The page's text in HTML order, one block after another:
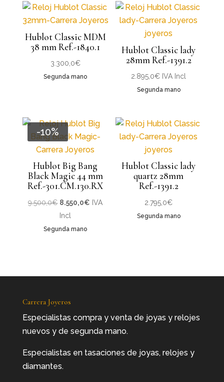
Hublot Classic MDM
38 mm Ref.-1840.1
3.300,0€
Segunda mano
Hublot Classic lady
28mm Ref.-1391.2
2.895,0€ IVA Incl
Segunda mano
-10%
Hublot Big Bang
Black Magic 44 mm
Ref.-301.CM.130.RX
9.500,0€ El
precio
original
8.550,0€ ElIVA
Incl
Segunda mano
Hublot Classic lady
quartz 28mm
Ref.-1391.2
2.795,0€
Segunda mano
Carrera Joyeros
Especialistas compra y venta de joyas y relojes
nuevos y de segunda mano.
Especialistas en tasaciones de joyas, relojes y
diamantes.